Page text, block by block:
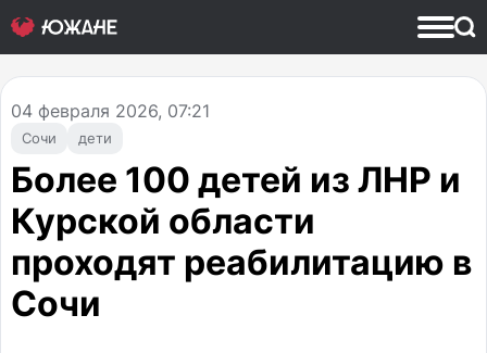
Сочи дети
04 февраля 2026, 07:21
Более 100 детей из ЛНР и
Курской области
проходят реабилитацию в
Сочи